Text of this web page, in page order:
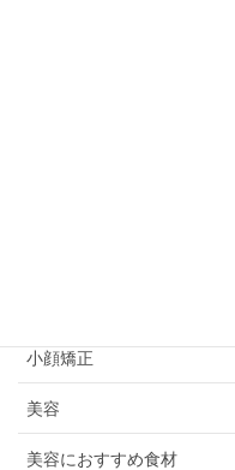
小顔矯正
美容
美容におすすめ食材